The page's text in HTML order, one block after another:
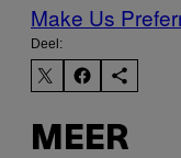
Make Us
Deel:
MEER